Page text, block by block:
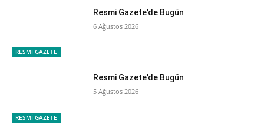
RESMİ GAZETE
Resmi Gazete’de Bugün
6 Ağustos 2026
RESMİ GAZETE
Resmi Gazete’de Bugün
5 Ağustos 2026